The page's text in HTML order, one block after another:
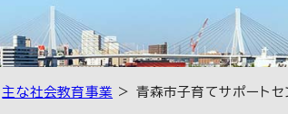
主な社会教育事業 > 青森市子育てサポートセ